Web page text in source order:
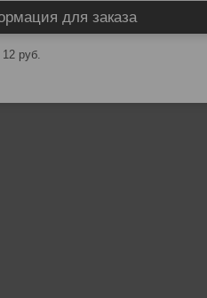
для заказа
12 руб.